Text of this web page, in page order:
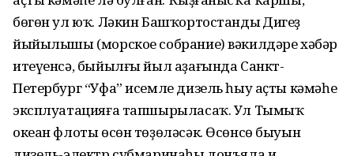
бөгөн ул юҡ. Ләкин Башҡортостандың Диңгеҙ
йыйылышы (морское собрание) вәкилдәре хәбәр
итеүенсә, быйылғы йыл аҙағында Санкт-
Петербург “Уфа” исемле дизель һыу аҫты кәмәһе
эксплуатацияға тапшырыласаҡ. Ул Тымыҡ
океан флоты өсөн төҙөләсәк. Өсөнсө быуын